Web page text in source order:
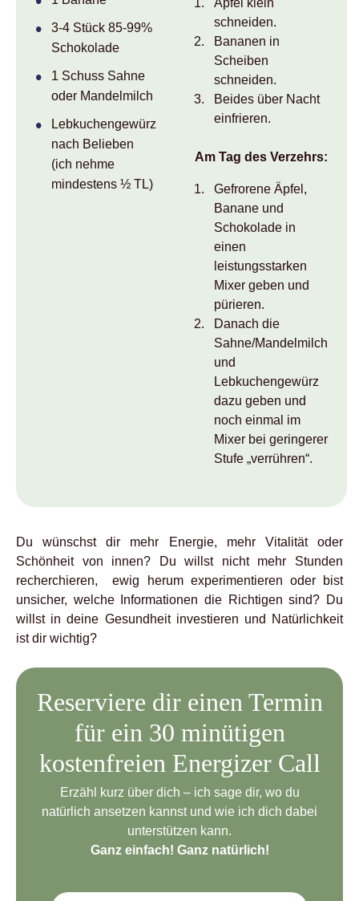
3-4 Stück 85-99%
Schokolade
1 Schuss Sahne
oder Mandelmilch
Lebkuchengewürz
nach Belieben
(ich nehme
mindestens ½ TL)
schneiden.
Bananen in
Scheiben
schneiden.
Beides über Nacht
einfrieren.
Am Tag des Verzehrs:
Gefrorene Äpfel,
Banane und
Schokolade in
einen
leistungsstarken
Mixer geben und
pürieren.
Danach die
Sahne/Mandelmilch
und
Lebkuchengewürz
dazu geben und
noch einmal im
Mixer bei geringerer
Stufe „verrühren“.
Du wünschst dir mehr Energie, mehr Vitalität oder
Schönheit von innen? Du willst nicht mehr Stunden
recherchieren, ewig herum experimentieren oder bist
unsicher, welche Informationen die Richtigen sind? Du
willst in deine Gesundheit investieren und Natürlichkeit
ist dir wichtig?
Reserviere dir einen Termin
für ein 30 minütigen
kostenfreien Energizer Call
Erzähl kurz über dich – ich sage dir, wo du
natürlich ansetzen kannst und wie ich dich dabei
unterstützen kann.
Ganz einfach! Ganz natürlich!